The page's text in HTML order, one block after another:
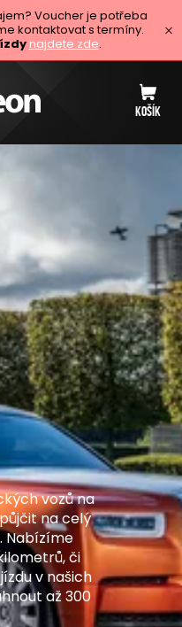
Voucher je potřeba
kontaktovat s termíny.
najdete zde.
KOŠÍK
vozů na
na celý
Nabízíme
či
v našich
až 300